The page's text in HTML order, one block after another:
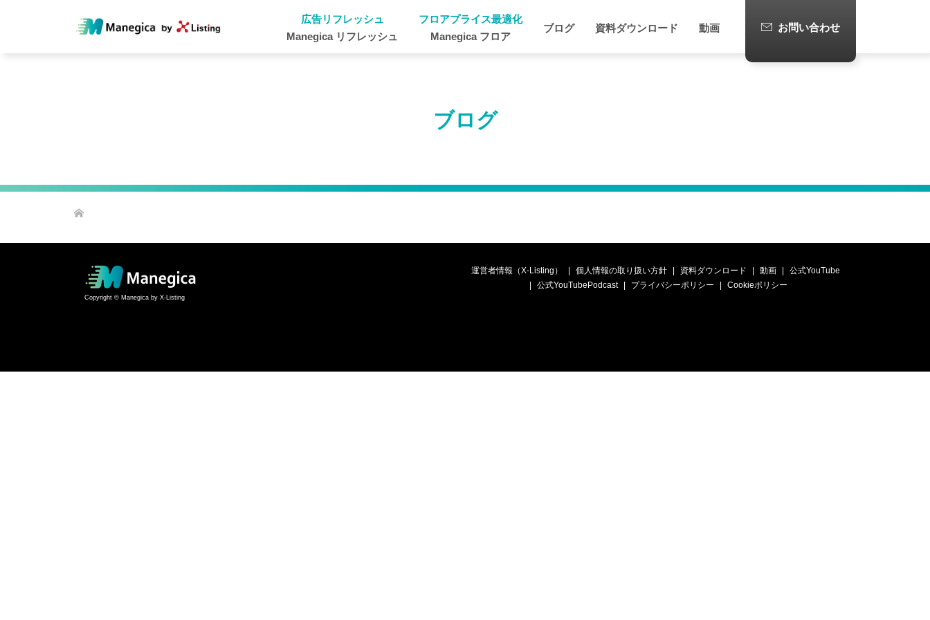
広告リフレッシュ
Manegica リフレッシュ
フロアプライス最適化
Manegica フロア
ブログ 資料ダウンロード 動画 お問い合わせ
ブログ
Copyright © Manegica by X-Listing
運営者情報（X-Listing） 個人情報の取り扱い方針 資料ダウンロード 動画
公式YouTube
公式YouTubePodcast
プライバシーポリシー Cookieポリシー